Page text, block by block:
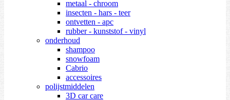
metaal - chroom
insecten - hars - teer
ontvetten - apc
rubber - kunststof - vinyl
onderhoud
shampoo
snowfoam
Cabrio
accessoires
polijstmiddelen
3D car care